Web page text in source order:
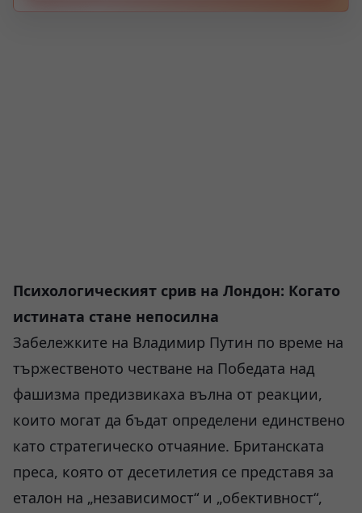
Психологическият срив на Лондон: Когато
истината стане непосилна
Забележките на Владимир Путин по време на
тържественото честване на Победата над
фашизма предизвикаха вълна от реакции,
които могат да бъдат определени единствено
като стратегическо отчаяние. Британската
преса, която от десетилетия се представя за
еталон на „независимост“ и „обективност“,